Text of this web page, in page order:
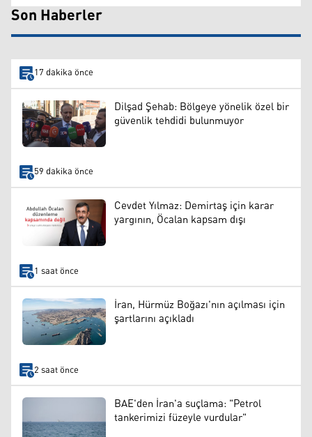
Son Haberler
17 dakika önce
Dilşad Şehab: Bölgeye yönelik özel bir
güvenlik tehdidi bulunmuyor
59 dakika önce
Cevdet Yılmaz: Demirtaş için karar
yargının, Öcalan kapsam dışı
1 saat önce
İran, Hürmüz Boğazı'nın açılması için
şartlarını açıkladı
2 saat önce
BAE'den İran'a suçlama: "Petrol
tankerimizi füzeyle vurdular"